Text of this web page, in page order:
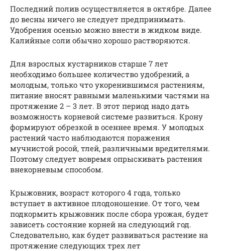
Последний полив осуществляется в октябре. Далее
до весны ничего не следует предпринимать.
Удобрения осенью можно внести в жидком виде.
Калийные соли обычно хорошо растворяются.
Для взрослых кустарников старше 7 лет
необходимо большее количество удобрений, а
молодым, только что укоренившимся растениям,
питание вносят равными маленькими частями на
протяжение 2 – 3 лет. В этот период надо дать
возможность корневой системе развиться. Крону
формируют обрезкой в осеннее время. У молодых
растений часто наблюдаются поражения
мучнистой росой, тлей, различными вредителями.
Поэтому следует вовремя опрыскивать растения
внекорневым способом.
Крыжовник, возраст которого 4 года, только
вступает в активное плодоношение. От того, чем
подкормить крыжовник после сбора урожая, будет
зависеть состояние корней на следующий год.
Следовательно, как будет развиваться растение на
протяжение следующих трех лет